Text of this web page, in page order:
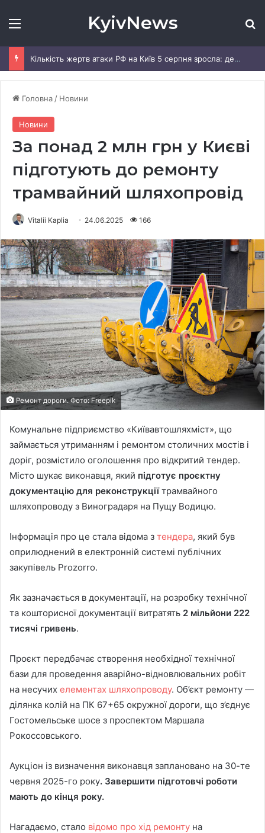
Меню KyivNews
Кількість жертв атаки РФ на Київ 5 серпня зросла: деталі
Головна / Новини
Новини
За понад 2 млн грн у Києві
підготують до ремонту
трамвайний шляхопровід
Vitalii Kaplia 24.06.2025 166
Ремонт дороги. Фото: Freepik
Комунальне підприємство «Київавтошляхміст», що
займається утриманням і ремонтом столичних мостів і
доріг, розмістило оголошення про відкритий тендер.
Місто шукає виконавця, який підготує проєктну
документацію для реконструкціїтрамвайного
шляхопроводу з Виноградаря на Пущу Водицю.
Інформація про це стала відома з тендера, який був
оприлюднений в електронній системі публічних
закупівель Prozorro.
Як зазначається в документації, на розробку технічної
та кошторисної документації витратять 2 мільйони 222
тисячі гривень.
Проєкт передбачає створення необхідної технічної
бази для проведення аварійно-відновлювальних робіт
на несучих елементах шляхопроводу. Об’єкт ремонту —
ділянка колій на ПК 67+65 окружної дороги, що з’єднує
Гостомельське шосе з проспектом Маршала
Рокоссовського.
Аукціон із визначення виконавця заплановано на 30-те
червня 2025-го року. Завершити підготовчі роботи
мають до кінця року.
Нагадаємо, стало відомо про хід ремонту на